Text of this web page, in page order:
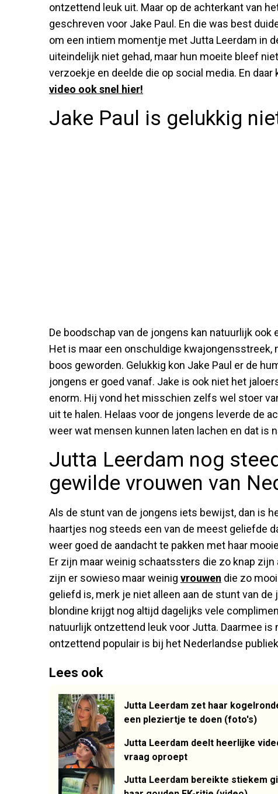
ontzettend leuk uit. Maar op de achterkant van
geschreven voor Jake Paul. En die was best
om een intiem momentje met Jutta Leerdam in
uiteindelijk niet gehad, maar hun moeite bleef
verzoekje en deelde die op social media. En daar
video ook snel hier!
Jake Paul is gelukkig
De boodschap van de jongens kan natuurlijk
Het is maar een onschuldige
boos geworden. Gelukkig kon Jake Paul er de
jongens er goed vanaf. Jake is ook niet het
enorm. Hij vond het misschien zelfs wel stoer
uit te halen. Helaas voor de jongens leverde de
weer wat mensen kunnen laten lachen en dat is
Jutta Leerdam nog
gewilde vrouwen van
Als de stunt van de jongens iets bewijst, dan is
haartjes nog steeds een van de meest geliefde
weer goed de aandacht te pakken met haar
Er zijn maar weinig schaatssters die zo knap zijn
zijn er sowieso maar weinig vrouwen die zo
geliefd is, merk je niet alleen aan de stunt van
blondine krijgt nog altijd dagelijks vele
natuurlijk ontzettend leuk voor Jutta. Daarmee
ontzettend populair is bij het Nederlandse
Lees ook
Jutta Leerdam zet haar
een pleziertje te doen (foto's)
Jutta Leerdam deelt heerlijke
vraag oproept
Jutta Leerdam bereikte stiekem